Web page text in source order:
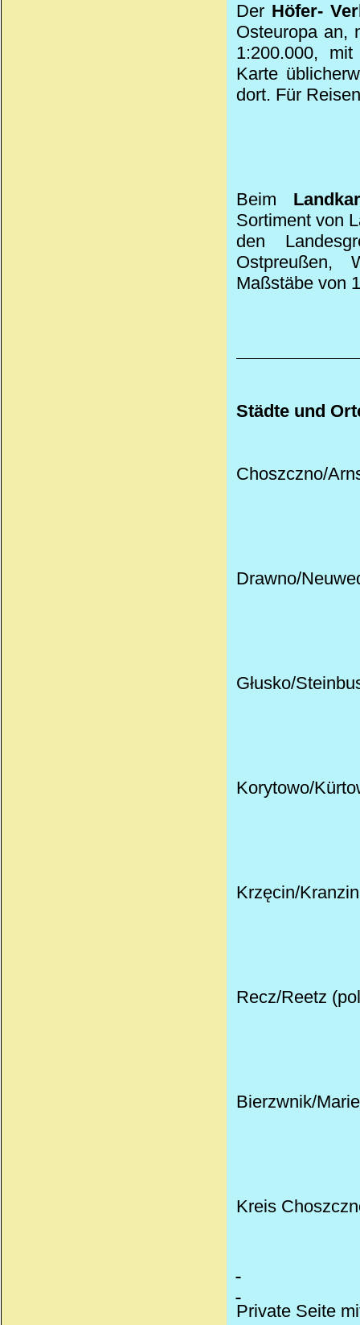
Der Höfer-
Osteuropa an,
1:200.000,
Karte
dort. Für
Beim
Sortiment von
den
Ostpreußen,
Maßstäbe von
Städte und
Choszczno/
Drawno/
Głusko/
Korytowo/
Krzęcin/
Recz/Reetz
Bierzwnik/
Kreis
Private Seite